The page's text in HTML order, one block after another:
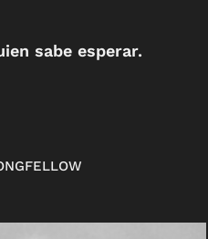
sabe esperar.